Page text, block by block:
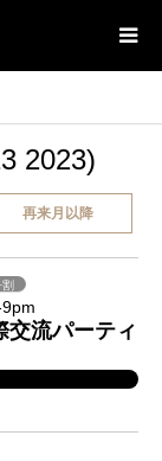
2023)
再来月以降
流パーティ